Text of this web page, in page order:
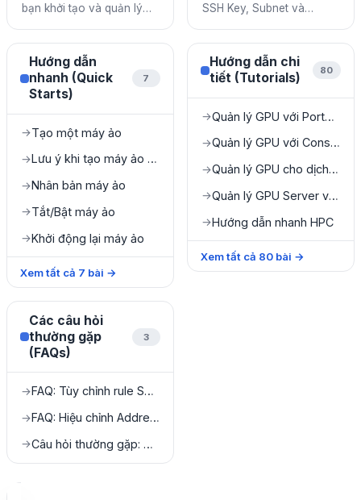
bạn khởi tạo và quản lý
bảo mật và linh hoạt.
SSH Key, Subnet và
Server.
Hướng dẫn
nhanh (Quick
Starts)
7
→Tạo một máy ảo
→ Lưu ý khi tạo máy ảo từ file ISO
→Nhân bản máy ảo
→Tắt/Bật máy ảo
→Khởi động lại máy ảo
Xem tất cả 7 bài →
Hướng dẫn chi
tiết (Tutorials)
80
→ Quản lý GPU với Portal Console
→ Quản lý GPU với Console Portal
→ Quản lý GPU cho dịch vụ Specific
→ Quản lý GPU Server với HPC Portal
→Hướng dẫn nhanh HPC
Xem tất cả 80 bài →
Các câu hỏi
thường gặp
(FAQs)
3
→ FAQ: Tùy chỉnh rule Security Group
→ FAQ: Hiệu chỉnh Address Pair
→ Câu hỏi thường gặp: NAT Instance